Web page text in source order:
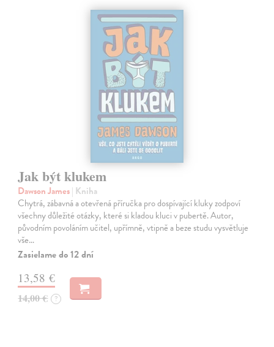
Jak být klukem
Dawson James| Kniha
Chytrá, zábavná a otevřená příručka pro dospívající kluky zodpoví
všechny důležité otázky, které si kladou kluci v pubertě. Autor,
původním povoláním učitel, upřímně, vtipně a beze studu vysvětluje
vše…
Zasielame do 12 dní
13,58 €
14,00 € ?